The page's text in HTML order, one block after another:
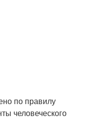
по правилу
человеческого